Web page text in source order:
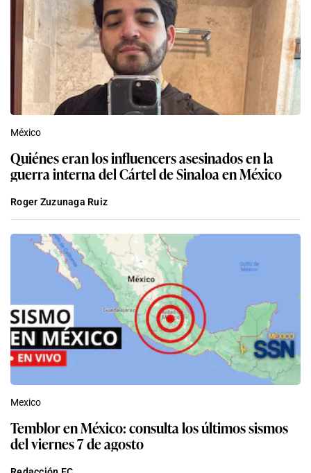
México
Quiénes eran los influencers asesinados en la
guerra interna del Cártel de Sinaloa en México
Roger Zuzunaga Ruiz
Mexico
Temblor en México: consulta los últimos sismos
del viernes 7 de agosto